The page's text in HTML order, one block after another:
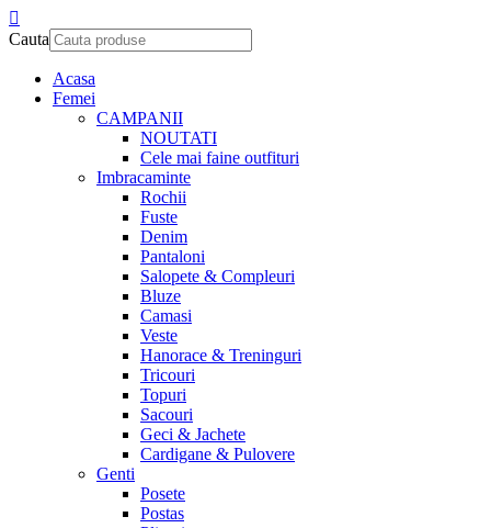
Cauta
Acasa
Femei
CAMPANII
NOUTATI
Cele mai faine outfituri
Imbracaminte
Rochii
Fuste
Denim
Pantaloni
Salopete & Compleuri
Bluze
Camasi
Veste
Hanorace & Treninguri
Tricouri
Topuri
Sacouri
Geci & Jachete
Cardigane & Pulovere
Genti
Posete
Postas